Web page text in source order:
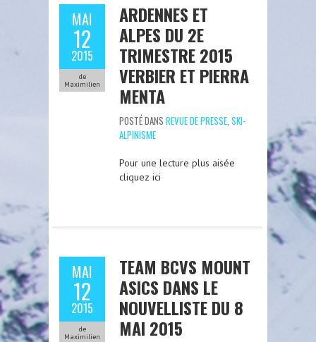
MAI
12
2015
de
Maximilien
ARDENNES ET
ALPES DU 2E
TRIMESTRE 2015
VERBIER ET PIERRA
MENTA
POSTÉ DANS REVUE DE PRESSE SKI-
ALPINISME
Pour une lecture plus aisée
cliquez ici
MAI
12
2015
de
Maximilien
TEAM BCVS MOUNT
ASICS DANS LE
NOUVELLISTE DU 8
MAI 2015